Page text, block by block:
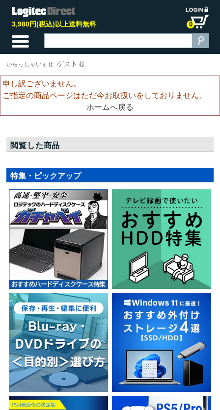
3,980円(税込)以上送料無料 0
いらっしゃいませ ゲスト 様
申し訳ございません。
ご指定の商品ページはただ今お取扱いをしておりません。
ホームへ戻る
閲覧した商品
特集・ピックアップ